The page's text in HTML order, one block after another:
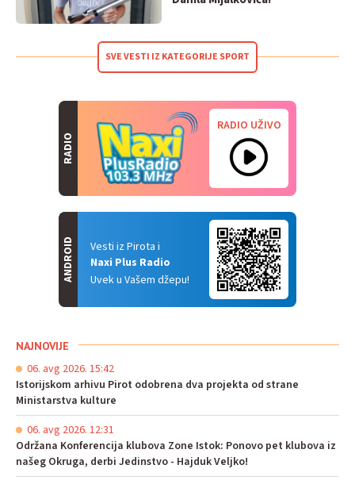
SVE VESTI IZ KATEGORIJE SPORT
RADIO
RADIO UŽIVO
Vesti iz Pirota i
Naxi Plus Radio
Uvek u Vašem džepu!
ANDROID
NAJNOVIJE
06. avg 2026. 15:42
Istorijskom arhivu Pirot odobrena dva projekta od strane
Ministarstva kulture
06. avg 2026. 12:31
Održana Konferencija klubova Zone Istok: Ponovo pet klubova iz
našeg Okruga, derbi Jedinstvo - Hajduk Veljko!